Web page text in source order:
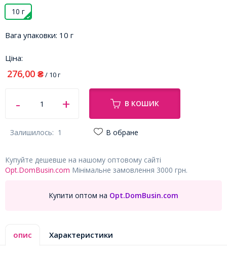
10 г
Вага упаковки: 10 г
Ціна:
276,00 ₴/ 10 г
В КОШИК
Залишилось: 1 В обране
Купуйте дешевше на нашому оптовому сайті
Opt.DomBusin.com Мінімальне замовлення 3000 грн.
Купити оптом на Opt.DomBusin.com
опис Характеристики